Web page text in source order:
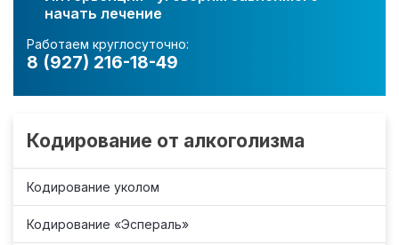
начать лечение
Работаем круглосуточно:
8 (927) 216-18-49
Кодирование от алкоголизма
Кодирование уколом
Кодирование «Эспераль»